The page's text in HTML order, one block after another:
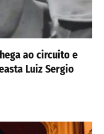
ao circuito e
Luiz Sergio